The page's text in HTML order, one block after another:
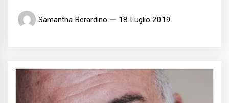
Samantha Berardino 18 Luglio 2019